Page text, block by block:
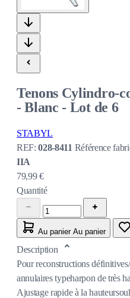
Tenons Cylindro-
- Blanc - Lot de 6
STABYL
REF:028-8411 Référence
IIA
79,99 €
Quantité
Au panier Au panier
Description
Pour reconstructions
annulaires typeharpon de très
Ajustage rapide à la